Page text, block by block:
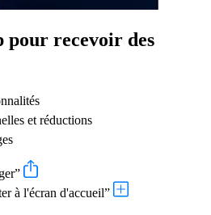
pour recevoir des
et réductions
à l'écran d'accueil”